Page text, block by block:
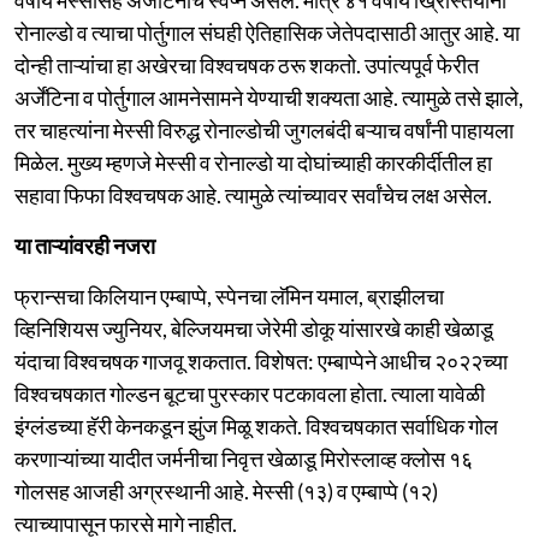
रोनाल्डो व त्याचा पोर्तुगाल संघही ऐतिहासिक जेतेपदासाठी आतुर आहे. या
दोन्ही ताऱ्यांचा हा अखेरचा विश्वचषक ठरू शकतो. उपांत्यपूर्व फेरीत
अर्जेंटिना व पोर्तुगाल आमनेसामने येण्याची शक्यता आहे. त्यामुळे तसे झाले,
तर चाहत्यांना मेस्सी विरुद्ध रोनाल्डोची जुगलबंदी बऱ्याच वर्षांनी पाहायला
मिळेल. मुख्य म्हणजे मेस्सी व रोनाल्डो या दोघांच्याही कारकीर्दीतील हा
सहावा फिफा विश्वचषक आहे. त्यामुळे त्यांच्यावर सर्वांचेच लक्ष असेल.
या ताऱ्यांवरही नजरा
फ्रान्सचा किलियान एम्बाप्पे, स्पेनचा लॅमिन यमाल, ब्राझीलचा
व्हिनिशियस ज्युनियर, बेल्जियमचा जेरेमी डोकू यांसारखे काही खेळाडू
यंदाचा विश्वचषक गाजवू शकतात. विशेषत: एम्बाप्पेने आधीच २०२२च्या
विश्वचषकात गोल्डन बूटचा पुरस्कार पटकावला होता. त्याला यावेळी
इंग्लंडच्या हॅरी केनकडून झुंज मिळू शकते. विश्वचषकात सर्वाधिक गोल
करणाऱ्यांच्या यादीत जर्मनीचा निवृत्त खेळाडू मिरोस्लाव्ह क्लोस १६
गोलसह आजही अग्रस्थानी आहे. मेस्सी (१३) व एम्बाप्पे (१२)
त्याच्यापासून फारसे मागे नाहीत.